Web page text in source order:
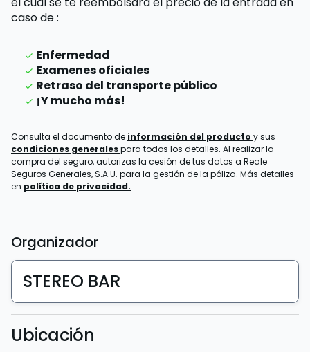
caso de:
Enfermedad
Examenes oficiales
Retraso del transporte público
¡Y mucho más!
Consulta el documento de información del producto y sus
condiciones generalespara todos los detalles. Al realizar la
compra del seguro, autorizas la cesión de tus datos a Reale
Seguros Generales, S.A.U. para la gestión de la póliza. Más detalles
en política de privacidad.
Organizador
STEREO BAR
Ubicación